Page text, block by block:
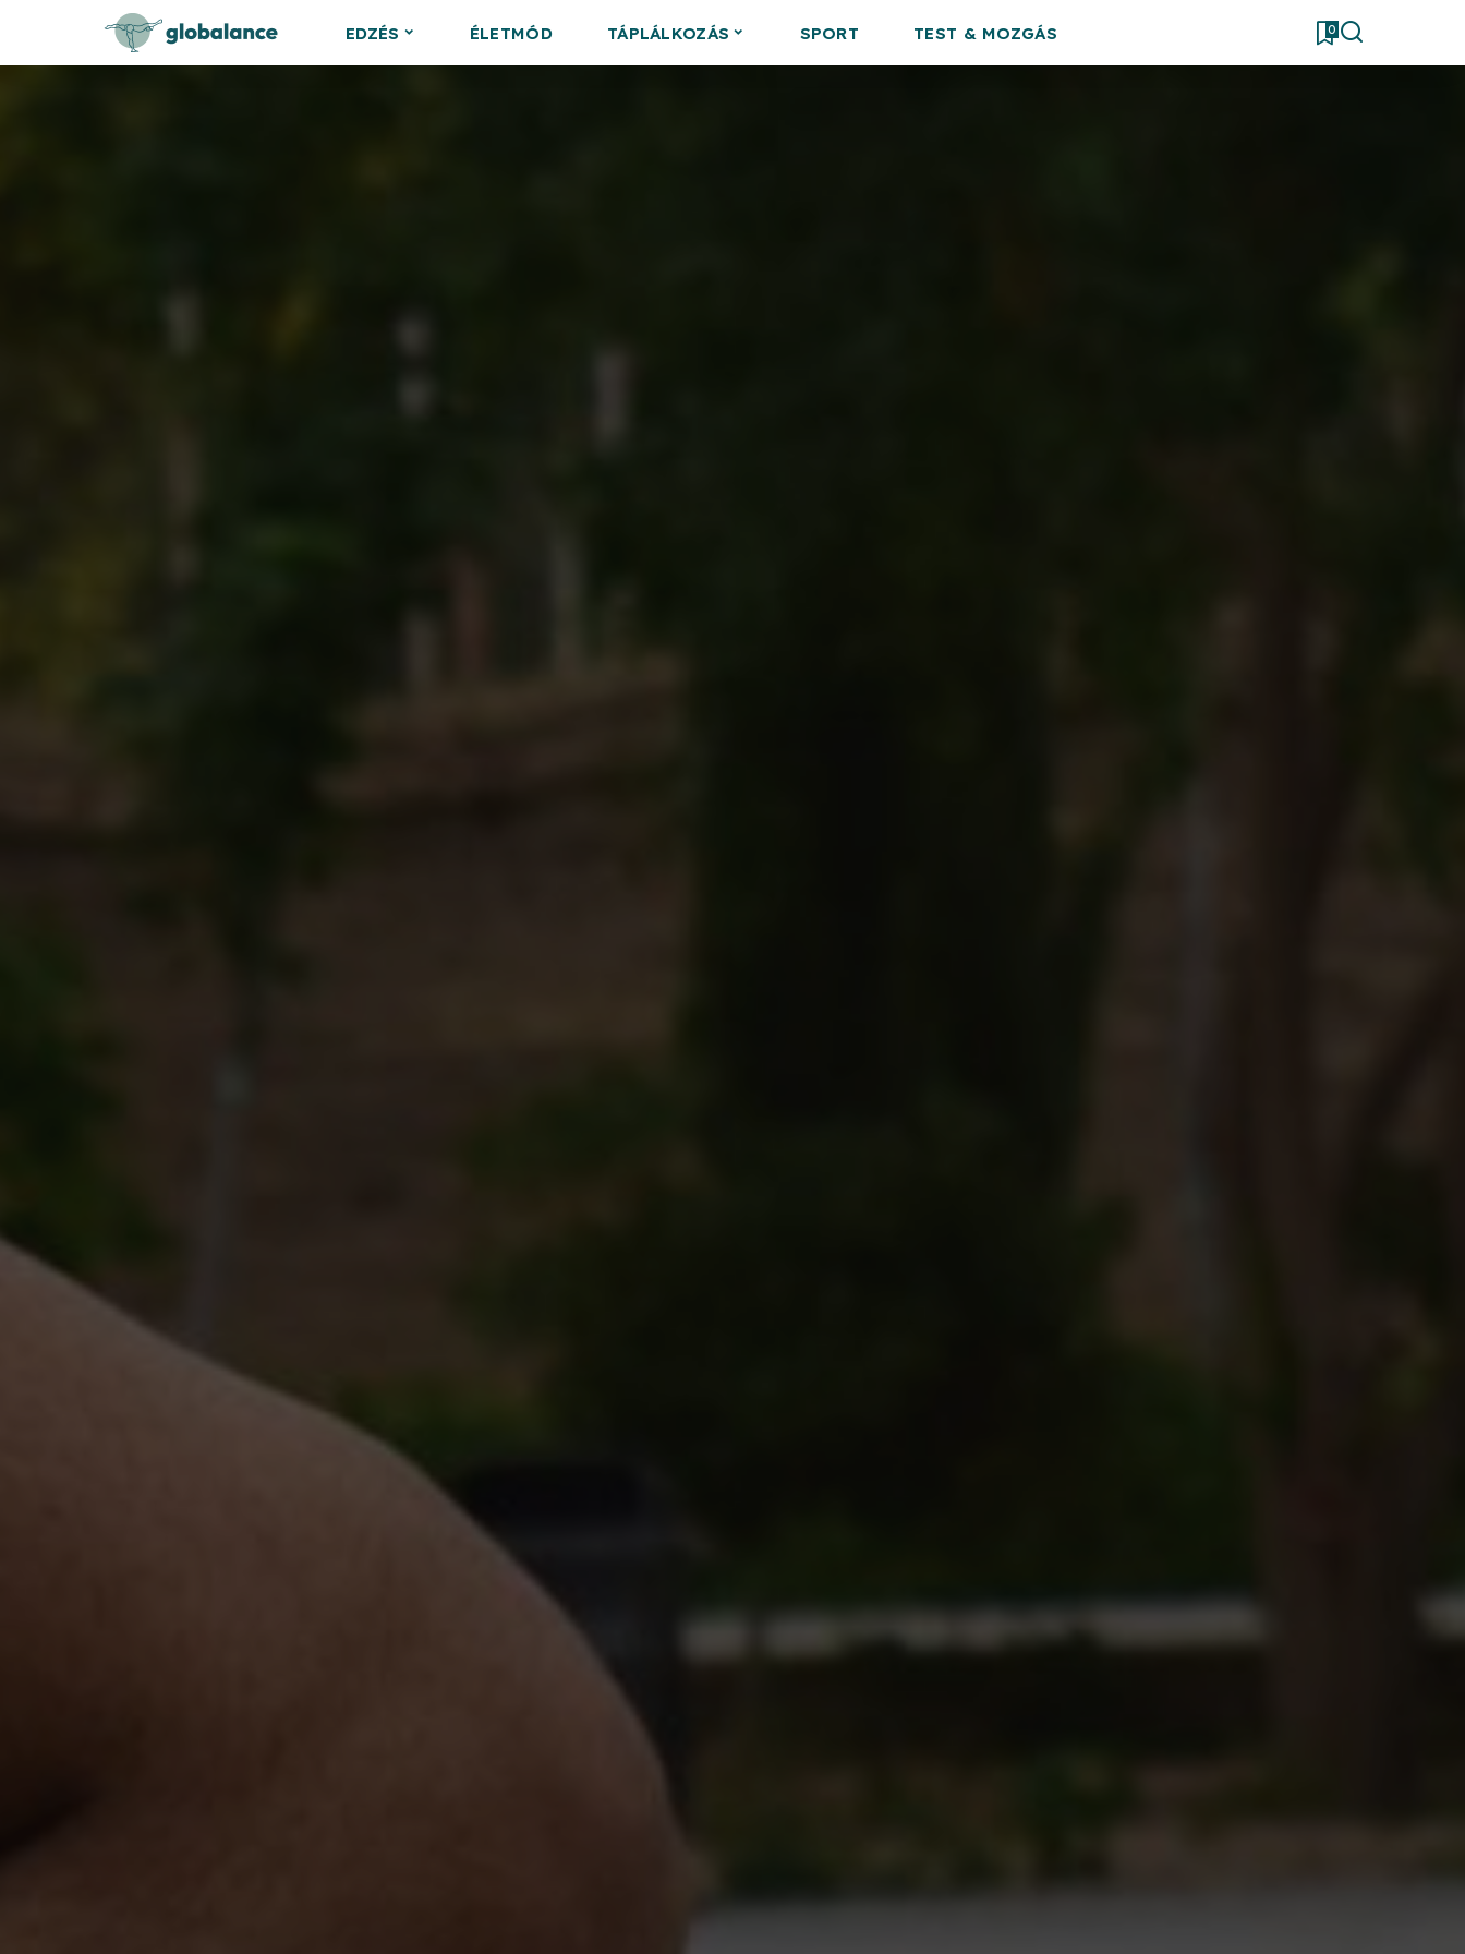
EDZÉS ÉLETMÓD TÁPLÁLKOZÁS SPORT TEST & MOZGÁS 0